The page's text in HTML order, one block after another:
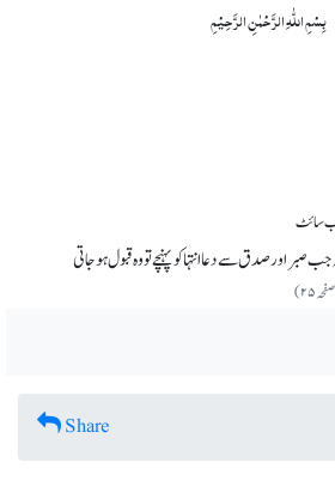
بِسۡمِ اللّٰہِ الرَّحۡمٰنِ الرَّحِیۡمِ
سائٹ
صبر اور صدق سے دعا انتہا کو پہنچے تو وہ قبول ہوجاتی
Share